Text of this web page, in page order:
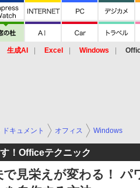
生成AI Excel Windows
キュメント オフィス Windows
！Officeテクニック
で見栄えが変わる！ パ